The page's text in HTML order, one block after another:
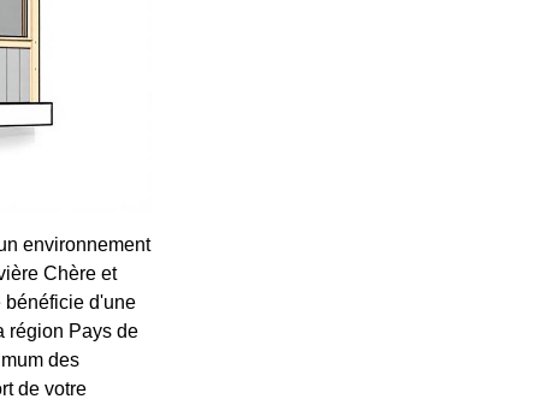
environnement
Chère et
bénéficie d'une
région Pays de
des
de votre